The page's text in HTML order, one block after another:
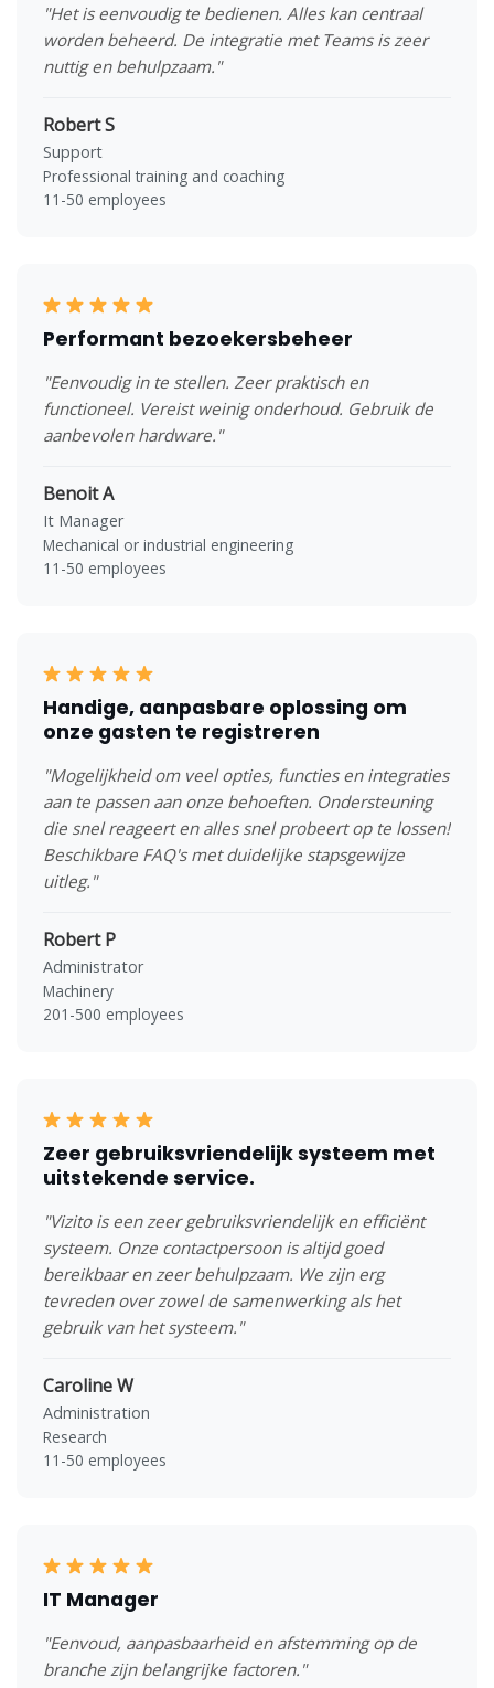
"Het is eenvoudig te bedienen. Alles kan centraal
worden beheerd. De integratie met Teams is zeer
nuttig en behulpzaam."
Robert S
Support
Professional training and coaching
11-50 employees
Performant bezoekersbeheer
"Eenvoudig in te stellen. Zeer praktisch en
functioneel. Vereist weinig onderhoud. Gebruik de
aanbevolen hardware."
Benoit A
It Manager
Mechanical or industrial engineering
11-50 employees
Handige, aanpasbare oplossing om
onze gasten te registreren
"Mogelijkheid om veel opties, functies en integraties
aan te passen aan onze behoeften. Ondersteuning
die snel reageert en alles snel probeert op te lossen!
Beschikbare FAQ's met duidelijke stapsgewijze
uitleg."
Robert P
Administrator
Machinery
201-500 employees
Zeer gebruiksvriendelijk systeem met
uitstekende service.
"Vizito is een zeer gebruiksvriendelijk en efficiënt
systeem. Onze contactpersoon is altijd goed
bereikbaar en zeer behulpzaam. We zijn erg
tevreden over zowel de samenwerking als het
gebruik van het systeem."
Caroline W
Administration
Research
11-50 employees
IT Manager
"Eenvoud, aanpasbaarheid en afstemming op de
branche zijn belangrijke factoren."